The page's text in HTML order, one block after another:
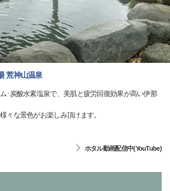
荒神山温泉
･炭酸水素塩泉で、美肌と疲労回復効果が高い伊那
々な景色がお楽しみ頂けます。
ホタル動画配信中(YouTube)